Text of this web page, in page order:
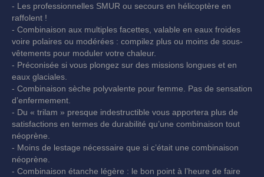
- Les professionnelles SMUR ou secours en hélicoptère en
raffolent !
- Combinaison aux multiples facettes, valable en eaux froides
voire polaires ou modérées : compilez plus ou moins de sous-
vêtements pour moduler votre chaleur.
- Préconisée si vous plongez sur des missions longues et en
eaux glaciales.
- Combinaison sèche polyvalente pour femme. Pas de sensation
d’enfermement.
- Du « trilam » presque indestructible vous apportera plus de
satisfactions en termes de durabilité qu’une combinaison tout
néoprène.
- Moins de lestage nécessaire que si c’était une combinaison
néoprène.
- Combinaison étanche légère : le bon point à l’heure de faire